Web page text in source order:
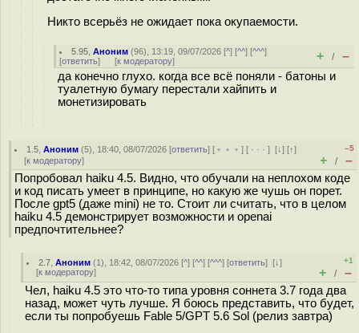
Никто всерьёз не ожидает пока окупаемости.
5.95 ,Аноним (96), 13:19, 09/07/2026 [^] [^^] [^^^]
[ответить] [к модератору] + / –
да конечно глухо. когда все всё поняли - батоны и
туалетную бумагу перестали хайпить и
монетизировать
1.5 ,Аноним (5), 18:40, 08/07/2026 [ответить] [ ﹢﹢﹢] [ · · ·][↓] [↑]
[к модератору]
–5
+ / –
Попробовал haiku 4.5. Видно, что обучали на неплохом коде
и код писать умеет в принципе, но какую же чушь он порет.
После gpt5 (даже mini) не то. Стоит ли считать, что в целом
haiku 4.5 демонстрирует возможности и openai
предпочтительнее?
2.7 ,Аноним (1), 18:42, 08/07/2026 [^] [^^] [^^^] [ответить][↓]
[к модератору]
+1
+ / –
Чел, haiku 4.5 это что-то типа уровня соннета 3.7 года два
назад, может чуть лучше. Я боюсь представить, что будет,
если ты попробуешь Fable 5/GPT 5.6 Sol (релиз завтра)